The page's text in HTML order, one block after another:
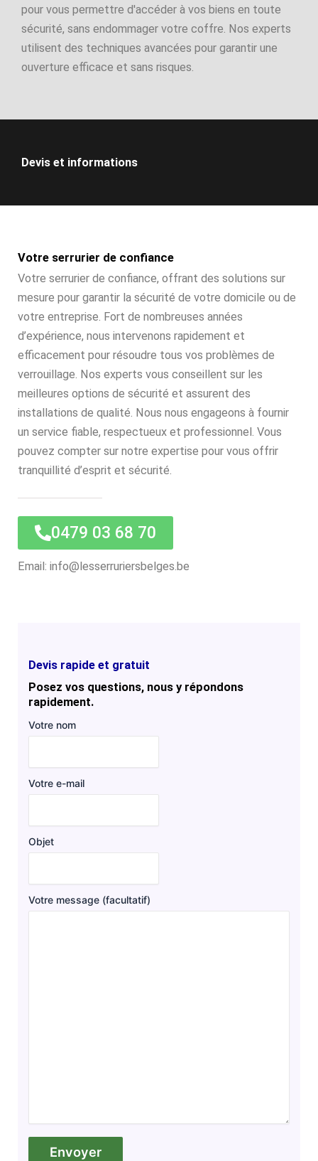
pour vous permettre d'accéder à vos biens en toute
sécurité, sans endommager votre coffre. Nos experts
utilisent des techniques avancées pour garantir une
ouverture efficace et sans risques.
Devis et informations
Votre serrurier de confiance
Votre serrurier de confiance, offrant des solutions sur
mesure pour garantir la sécurité de votre domicile ou de
votre entreprise. Fort de nombreuses années
d’expérience, nous intervenons rapidement et
efficacement pour résoudre tous vos problèmes de
verrouillage. Nos experts vous conseillent sur les
meilleures options de sécurité et assurent des
installations de qualité. Nous nous engageons à fournir
un service fiable, respectueux et professionnel. Vous
pouvez compter sur notre expertise pour vous offrir
tranquillité d’esprit et sécurité.
0479 03 68 70
Email: info@lesserruriersbelges.be
Devis rapide et gratuit
Posez vos questions, nous y répondons
rapidement.
Votre nom
Votre e-mail
Objet
Votre message (facultatif)